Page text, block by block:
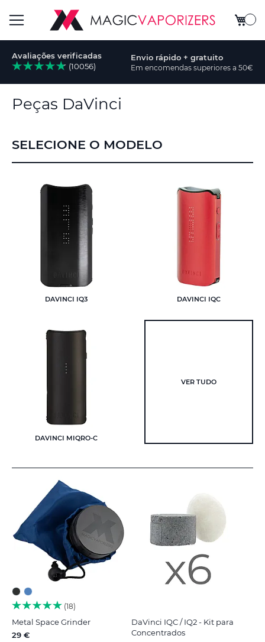
Alternar
Nav
O Meu
Avaliações verificadas
(10056)
Envio rápido + gratuito
Em encomendas superiores a 50€
Peças DaVinci
SELECIONE O MODELO
DAVINCI IQ3 DAVINCI IQC
DAVINCI MIQRO-C
VER TUDO
18
Metal Space Grinder
29 €
DaVinci IQC / IQ2 - Kit para
Concentrados